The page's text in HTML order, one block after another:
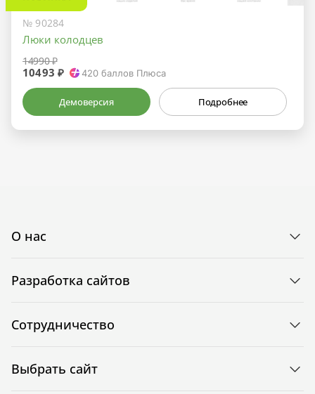
№ 90284
Люки колодцев
14990 ₽
10493 ₽ 420 баллов Плюса
Демоверсия Подробнее
О нас
Разработка сайтов
Сотрудничество
Выбрать сайт